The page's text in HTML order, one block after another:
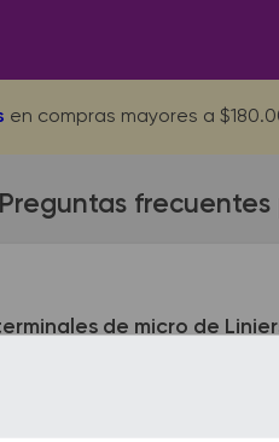
en compras mayores a
Preguntas
de micro de
de Liniers queda ubicada en
de bus podrás
arribo durante tu viaje.